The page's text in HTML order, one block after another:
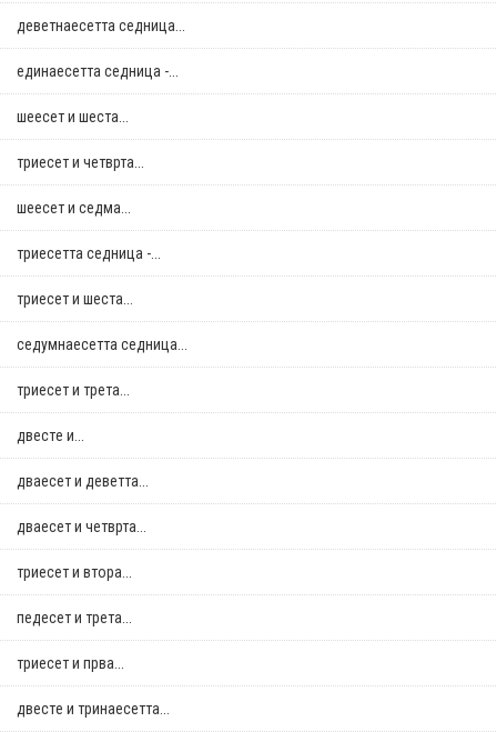
деветнаесетта седница...
единаесетта седница -...
шеесет и шеста...
триесет и четврта...
шеесет и седма...
триесетта седница -...
триесет и шеста...
седумнаесетта седница...
триесет и трета...
двестe и...
дваесет и деветта...
дваесет и четврта...
триесет и втора...
педесет и трета...
триесет и прва...
двестe и тринаесетта...